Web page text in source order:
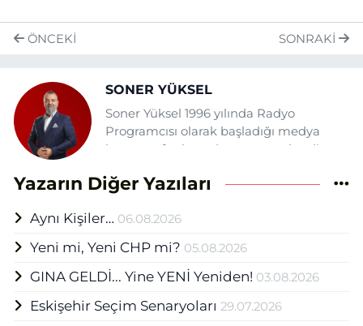
ÖNCEKI SONRAKI
SONER YÜKSEL
Soner Yüksel 1996 yılında Radyo
Programcısı olarak başladığı medya
hayatına fasılasız devam etmektedir.
tv'lerinde yazı, haber ve sunuculuk
Haber Ajansı (EHA) bünyesinde Medya
sürdürmektedir.
Yazarın Diğer Yazıları
Aynı Kişiler… 06.08.2026
Yeni mi, Yeni CHP mi? 05.08.2026
GINA GELDİ... Yine YENİ Yeniden! 03.08.2026
Eskişehir Seçim Senaryoları 29.07.2026